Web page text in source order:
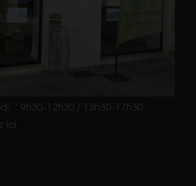
: 9h30-12h30 / 13h30-17h30
ici